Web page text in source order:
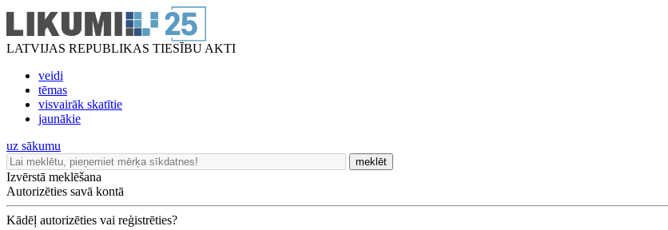
LATVIJAS REPUBLIKAS TIESĪBU AKTI
veidi
tēmas
visvairāk skatītie
jaunākie
uz sākumu
meklēt
Izvērstā meklēšana
Autorizēties savā kontā
Kādēļ autorizēties vai reģistrēties?